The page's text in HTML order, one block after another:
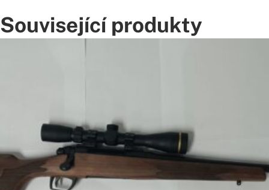
Související produkty